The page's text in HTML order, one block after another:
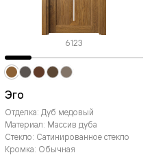
6123
Эго
Отделка: Дуб медовый
Материал: Массив дуба
Стекло: Сатинированное стекло
Кромка: Обычная